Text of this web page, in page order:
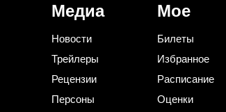
Медиа
Новости
Трейлеры
Рецензии
Персоны
Мое
Билеты
Избранное
Расписание
Оценки